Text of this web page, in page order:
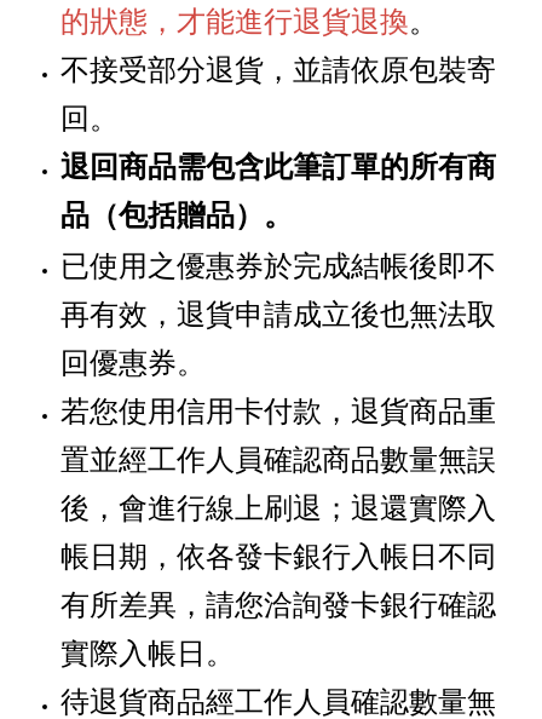
的狀態，才能進行退貨退換。
不接受部分退貨，並請依原包裝寄
回。
退回商品需包含此筆訂單的所有商
品 （包括贈品） 。
已使用之優惠券於完成結帳後即不
再有效，退貨申請成立後也無法取
回優惠券。
若您使用信用卡付款，退貨商品重
置並經工作人員確認商品數量無誤
後，會進行線上刷退；退還實際入
帳日期，依各發卡銀行入帳日不同
有所差異，請您洽詢發卡銀行確認
實際入帳日。
待退貨商品經工作人員確認數量無